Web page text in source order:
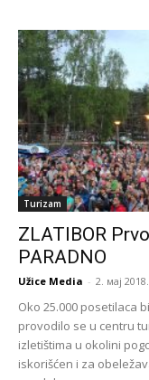
Turizam
ZLATIBOR
PARADNO
Užice Media - 2. мај 2018.
Oko 25.000 posetilaca
provodilo se u centru
izletištima u okolini
iskorišćen i za